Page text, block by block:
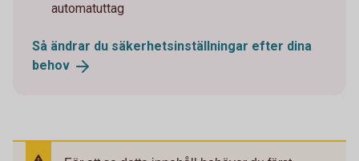
automatuttag
Så ändrar du säkerhetsinställningar efter dina
behov